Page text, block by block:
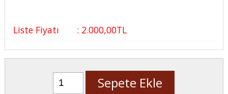
Liste Fiyatı : 2.000,00TL
Sepete Ekle